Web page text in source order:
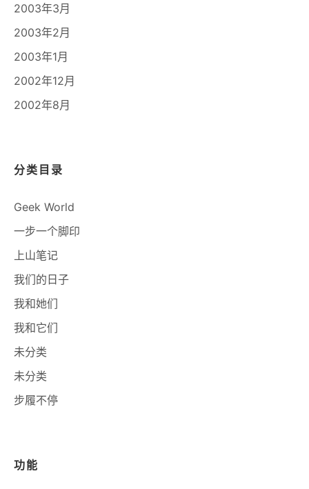
2003年3月
2003年2月
2003年1月
2002年12月
2002年8月
分类目录
Geek World
一步一个脚印
上山笔记
我们的日子
我和她们
我和它们
未分类
未分类
步履不停
功能